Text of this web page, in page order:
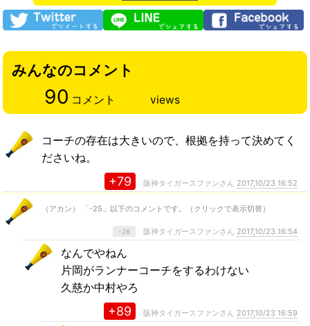
みんなのコメント
90 コメント views
コーチの存在は大きいので、根拠を持って決めてく
ださいね。
+79 阪神タイガースファンさん 2017,10/23 16:52
（アカン） 「-25」以下のコメントです。（クリックで表示切替）
-28 阪神タイガースファンさん 2017,10/23 16:54
なんでやねん
片岡がランナーコーチをするわけない
久慈か中村やろ
+89 阪神タイガースファンさん 2017,10/23 16:59